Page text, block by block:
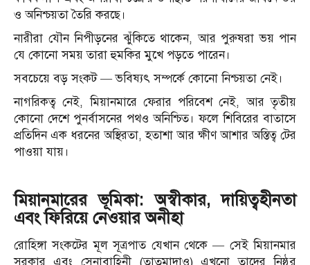
ও অনিশ্চয়তা তৈরি করছে।
নারীরা যৌন নিপীড়নের ঝুঁকিতে থাকেন, আর পুরুষরা ভয় পান
যে কোনো সময় তারা হুমকির মুখে পড়তে পারেন।
সবচেয়ে বড় সংকট — ভবিষ্যৎ সম্পর্কে কোনো নিশ্চয়তা নেই।
নাগরিকত্ব নেই, মিয়ানমারে ফেরার পরিবেশ নেই, আর তৃতীয়
কোনো দেশে পুনর্বাসনের পথও অনিশ্চিত। ফলে শিবিরের বাতাসে
প্রতিদিন এক ধরনের অস্থিরতা, হতাশা আর ক্ষীণ আশার অস্তিত্ব টের
পাওয়া যায়।
মিয়ানমারের ভূমিকা: অস্বীকার, দায়িত্বহীনতা
এবং ফিরিয়ে নেওয়ার অনীহা
রোহিঙ্গা সংকটের মূল সূত্রপাত যেখান থেকে — সেই মিয়ানমার
সরকার এবং সেনাবাহিনী (তাতমাদাও) এখনো তাদের নিষ্ঠুর